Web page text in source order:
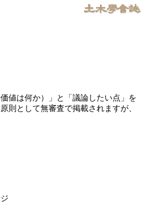
値は何か）」と「議論したい点」を
則として無審査で掲載されますが、